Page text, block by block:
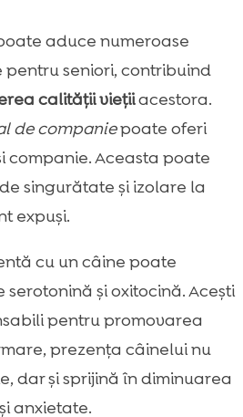
aduce numeroase
seniori, contribuind
calității viețiiacestora.
de companiepoate oferi
companie. Aceasta poate
singurătate și izolare la
expuși.
cu un câine poate
și oxitocină. Acești
pentru promovarea
prezența câinelui nu
dar și sprijină în diminuarea
anxietate.